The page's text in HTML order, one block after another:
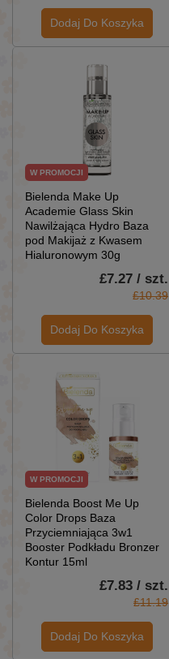
Dodaj Do Koszyka
W PROMOCJI
Bielenda Make Up
Academie Glass Skin
Nawilżająca Hydro Baza
pod Makijaż z Kwasem
Hialuronowym 30g
£7.27 / szt.
£10.39
Dodaj Do Koszyka
W PROMOCJI
Bielenda Boost Me Up
Color Drops Baza
Przyciemniająca 3w1
Booster Podkładu Bronzer
Kontur 15ml
£7.83 / szt.
£11.19
Dodaj Do Koszyka